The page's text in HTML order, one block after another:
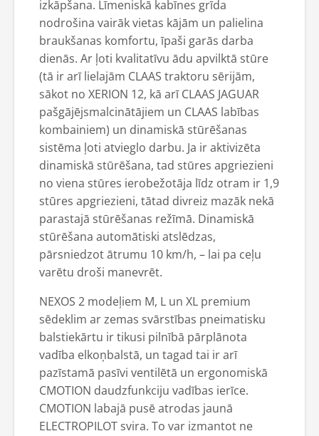
izkāpšana. Līmeniskā kabīnes grīda
nodrošina vairāk vietas kājām un palielina
braukšanas komfortu, īpaši garās darba
dienās. Ar ļoti kvalitatīvu ādu apvilktā stūre
(tā ir arī lielajām CLAAS traktoru sērijām,
sākot no XERION 12, kā arī CLAAS JAGUAR
pašgājējsmalcinātājiem un CLAAS labības
kombainiem) un dinamiskā stūrēšanas
sistēma ļoti atvieglo darbu. Ja ir aktivizēta
dinamiskā stūrēšana, tad stūres apgriezieni
no viena stūres ierobežotāja līdz otram ir 1,9
stūres apgriezieni, tātad divreiz mazāk nekā
parastajā stūrēšanas režīmā. Dinamiskā
stūrēšana automātiski atslēdzas,
pārsniedzot ātrumu 10 km/h, – lai pa ceļu
varētu droši manevrēt.
NEXOS 2 modeļiem M, L un XL premium
sēdeklim ar zemas svārstības pneimatisku
balstiekārtu ir tikusi pilnībā pārplānota
vadība elkoņbalstā, un tagad tai ir arī
pazīstamā pasīvi ventilētā un ergonomiskā
CMOTION daudzfunkciju vadības ierīce.
CMOTION labajā pusē atrodas jaunā
ELECTROPILOT svira. To var izmantot ne